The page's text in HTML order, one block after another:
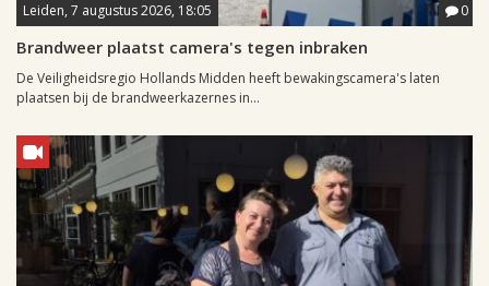
Leiden, 7 augustus 2026, 18:05 0
Brandweer plaatst camera's tegen inbraken
De Veiligheidsregio Hollands Midden heeft bewakingscamera's laten
plaatsen bij de brandweerkazernes in...